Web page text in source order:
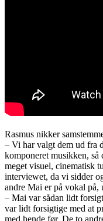
Rasmus nikker
– Vi har valgt dem ud fra
komponeret musikken, så
meget visuel, cinematisk
interviewet, da vi sidder
andre Mai er på vokal på,
– Mai var sådan lidt
var lidt forsigtige med at
med hende før. De to